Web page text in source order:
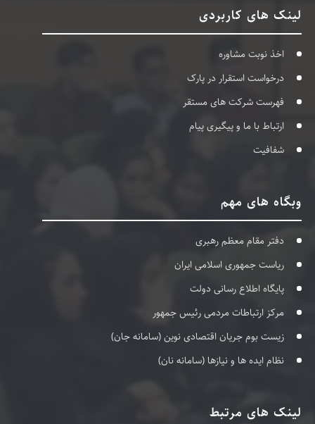
لینک های کاربردی
اخذ نوبت مشاوره
درخواست استقرار در پارک
فهرست شرکت های مستقر
ارتباط با ما و پیگیری پیام
شفافیت
وبگاه های مهم
دفتر مقام معظم رهبری
ریاست جمهوری اسلامی ایران
پایگاه اطلاع رسانی دولت
مرکز ارتباطات مردمی رئیس جمهور
زیست بوم جریان اقتصادی نوین (سامانه جان)
نظام ایده ها و نیازها (سامانه نان)
لینک های مرتبط